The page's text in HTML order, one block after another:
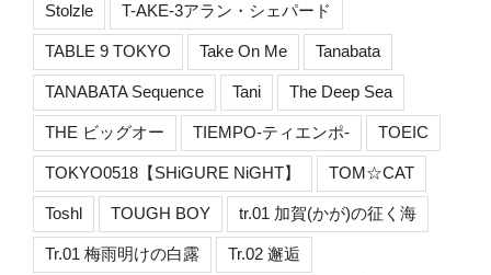
Stolzle T-AKE-3アラン・シェパード
TABLE 9 TOKYO Take On Me Tanabata
TANABATA Sequence Tani The Deep Sea
THE ビッグオー TIEMPO-ティエンポ- TOEIC
TOKYO0518【SHiGURE NiGHT】 TOM☆CAT
Toshl TOUGH BOY tr.01 加賀(かが)の征く海
Tr.01 梅雨明けの白露 Tr.02 邂逅